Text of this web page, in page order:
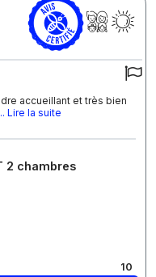
accueillant et très bien
Lire la suite
2 chambres
10